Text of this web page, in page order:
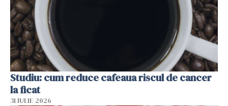
Studiu: cum reduce cafeaua riscul de cancer
la ficat
31 IULIE 2026